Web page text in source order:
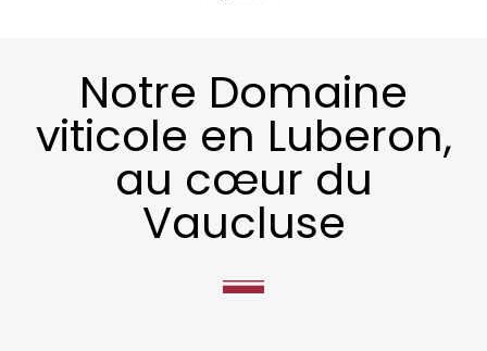
Notre Domaine
viticole en Luberon,
au cœur du
Vaucluse